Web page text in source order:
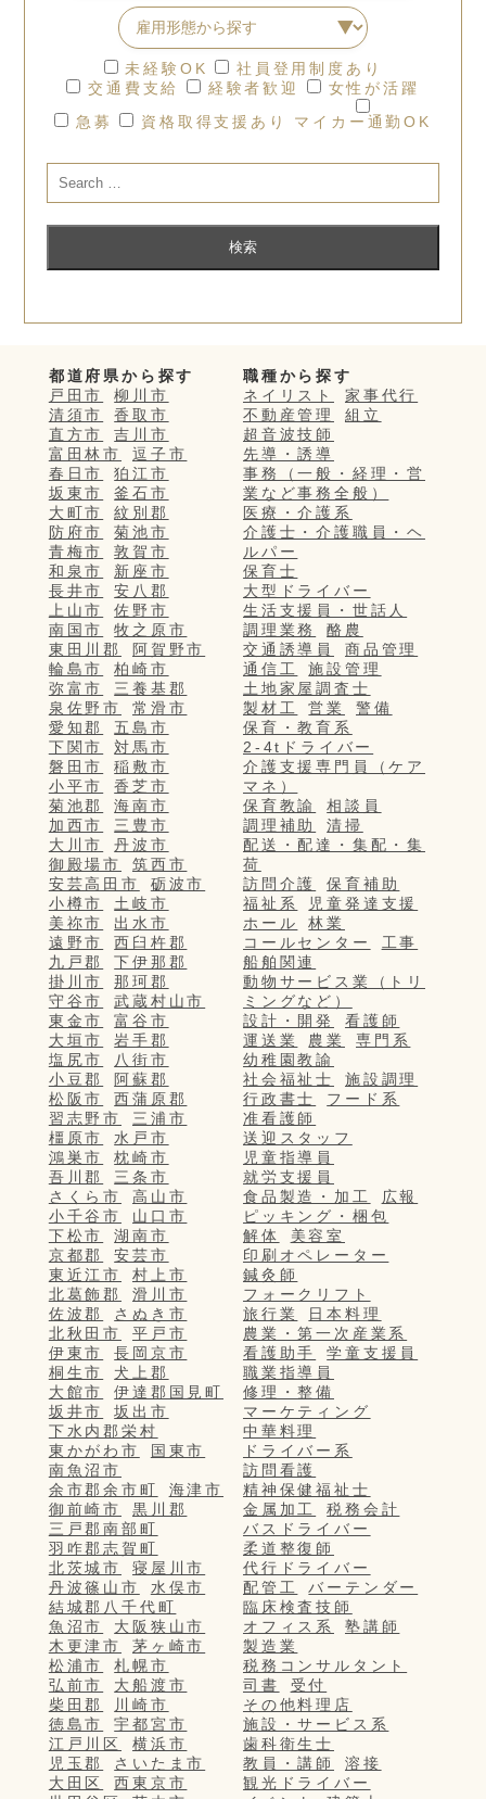
未経験OK
社員登用制度あり
交通費支給
経験者歓迎
女性が活躍
急募
資格取得支援あり マイカー通勤OK
都道府県から探す
戸田市
柳川市
清須市
香取市
直方市
吉川市
富田林市
逗子市
春日市
狛江市
坂東市
釜石市
大町市
紋別郡
防府市
菊池市
青梅市
敦賀市
和泉市
新座市
長井市
安八郡
上山市
佐野市
南国市
牧之原市
東田川郡
阿賀野市
輪島市
柏崎市
弥富市
三養基郡
泉佐野市
常滑市
愛知郡
五島市
下関市
対馬市
磐田市
稲敷市
小平市
香芝市
菊池郡
海南市
加西市
三豊市
大川市
丹波市
御殿場市
筑西市
安芸高田市
砺波市
小樽市
土岐市
美祢市
出水市
遠野市
西臼杵郡
九戸郡
下伊那郡
掛川市
那珂郡
守谷市
武蔵村山市
東金市
富谷市
大垣市
岩手郡
塩尻市
八街市
小豆郡
阿蘇郡
松阪市
西蒲原郡
習志野市
三浦市
橿原市
水戸市
鴻巣市
枕崎市
吾川郡
三条市
さくら市
高山市
小千谷市
山口市
下松市
湖南市
京都郡
安芸市
東近江市
村上市
北葛飾郡
滑川市
佐波郡
さぬき市
北秋田市
平戸市
伊東市
長岡京市
桐生市
犬上郡
大館市
伊達郡国見町
坂井市
坂出市
下水内郡栄村
東かがわ市
国東市
南魚沼市
余市郡余市町
海津市
御前崎市
黒川郡
三戸郡南部町
羽咋郡志賀町
北茨城市
寝屋川市
丹波篠山市
水俣市
結城郡八千代町
魚沼市
大阪狭山市
木更津市
茅ヶ崎市
松浦市
札幌市
弘前市
大船渡市
柴田郡
川崎市
徳島市
宇都宮市
江戸川区
横浜市
児玉郡
さいたま市
大田区
西東京市
職種から探す
ネイリスト
家事代行
不動産管理
組立
超音波技師
先導・誘導
事務（一般・経理・営
業など事務全般）
医療・介護系
介護士・介護職員・ヘ
ルパー
保育士
大型ドライバー
生活支援員・世話人
調理業務
酪農
交通誘導員
商品管理
通信工
施設管理
土地家屋調査士
製材工
営業
警備
保育・教育系
2-4tドライバー
介護支援専門員（ケア
マネ）
保育教諭
相談員
調理補助
清掃
配送・配達・集配・集
荷
訪問介護
保育補助
福祉系
児童発達支援
ホール
林業
コールセンター
工事
船舶関連
動物サービス業（トリ
ミングなど）
設計・開発
看護師
運送業
農業
専門系
幼稚園教諭
社会福祉士
施設調理
行政書士
フード系
准看護師
送迎スタッフ
児童指導員
就労支援員
食品製造・加工
広報
ピッキング・梱包
解体
美容室
印刷オペレーター
鍼灸師
フォークリフト
旅行業
日本料理
農業・第一次産業系
看護助手
学童支援員
職業指導員
修理・整備
マーケティング
中華料理
ドライバー系
訪問看護
精神保健福祉士
金属加工
税務会計
バスドライバー
柔道整復師
代行ドライバー
配管工
バーテンダー
臨床検査技師
オフィス系
塾講師
製造業
税務コンサルタント
司書
受付
その他料理店
施設・サービス系
歯科衛生士
教員・講師
溶接
観光ドライバー